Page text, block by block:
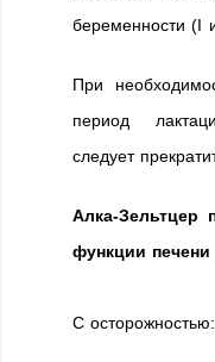
беременности (I
При
период
следует
Алка-Зельтцер
функции печени
С